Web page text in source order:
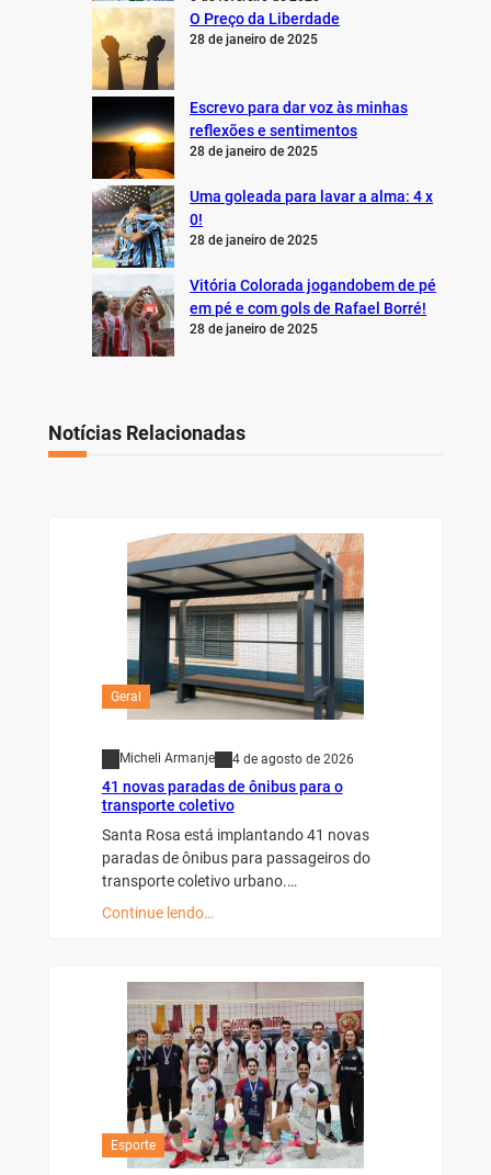
O Preço da Liberdade
28 de janeiro de 2025
Escrevo para dar voz às minhas
reflexões e sentimentos
28 de janeiro de 2025
Uma goleada para lavar a alma: 4 x
0!
28 de janeiro de 2025
Vitória Colorada jogandobem de pé
em pé e com gols de Rafael Borré!
28 de janeiro de 2025
Notícias Relacionadas
Geral
Micheli Armanje 4 de agosto de 2026
41 novas paradas de ônibus para o
transporte coletivo
Santa Rosa está implantando 41 novas
paradas de ônibus para passageiros do
transporte coletivo urbano.…
Continue lendo…
Esporte